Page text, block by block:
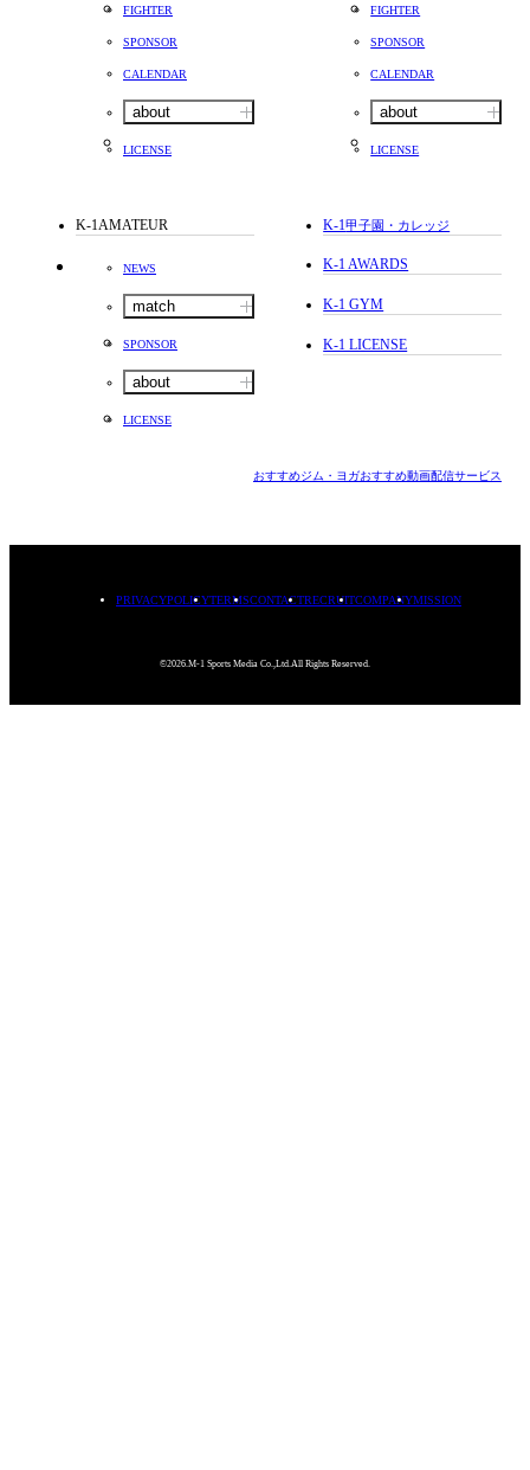
FIGHTER
SPONSOR
CALENDAR
about
LICENSE
FIGHTER
SPONSOR
CALENDAR
about
LICENSE
K-1AMATEUR
NEWS
match
SPONSOR
about
LICENSE
K-1甲子園・カレッジ
K-1 AWARDS
K-1 GYM
K-1 LICENSE
おすすめジム・ヨガおすすめ動画配信サービス
PRIVACYPOLICYTERMSCONTACTRECRUITCOMPANYMISSION
©2026.M-1 Sports Media Co.,Ltd.All Rights Reserved.